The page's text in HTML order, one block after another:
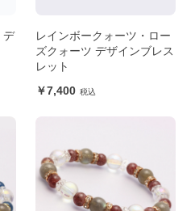
デ
レインボークォーツ・ロー
ズクォーツ デザインブレス
レット
7,400